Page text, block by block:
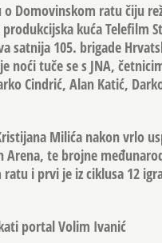
Domovinskom ratu čiju
produkcijska kuća Telefilm
satnija 105. brigade
noći tuče se s JNA,
Cindrić, Alan Katić,
Milića nakon vrlo
te brojne
i prvi je iz ciklusa 12
portal Volim Ivanić